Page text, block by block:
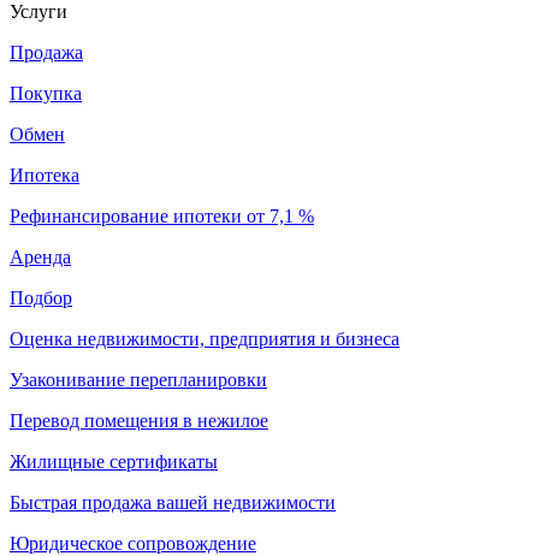
Услуги
Продажа
Покупка
Обмен
Ипотека
Рефинансирование ипотеки от 7,1 %
Аренда
Подбор
Оценка недвижимости, предприятия и бизнеса
Узаконивание перепланировки
Перевод помещения в нежилое
Жилищные сертификаты
Быстрая продажа вашей недвижимости
Юридическое сопровождение